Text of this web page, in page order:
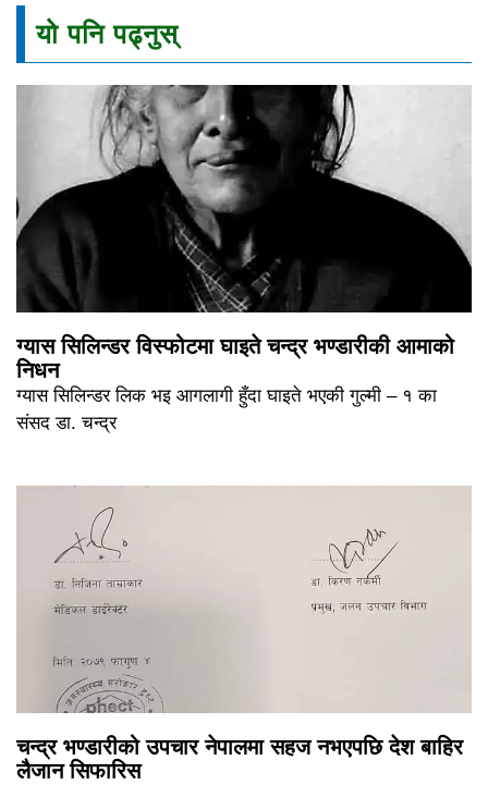
यो पनि पढ्नुस्
ग्यास सिलिन्डर विस्फोटमा घाइते चन्द्र भण्डारीकी आमाको
निधन
ग्यास सिलिन्डर लिक भइ आगलागी हुँदा घाइते भएकी गुल्मी – १ का
संसद डा. चन्द्र
चन्द्र भण्डारीको उपचार नेपालमा सहज नभएपछि देश बाहिर
लैजान सिफारिस